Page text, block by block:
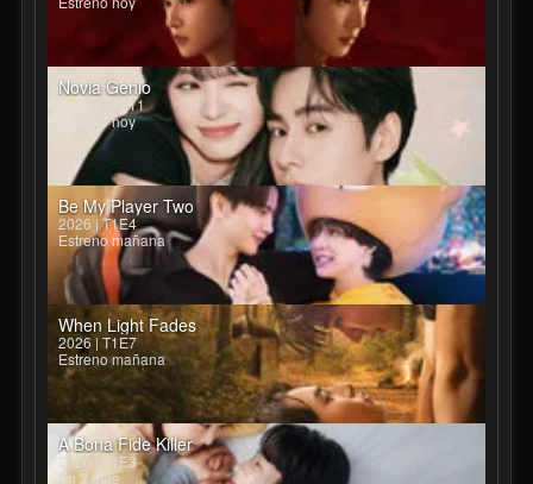
Novia Genio
2026 | T1E11
Estreno hoy
Be My Player Two
2026 | T1E4
Estreno mañana
When Light Fades
2026 | T1E7
Estreno mañana
A Bona Fide Killer
2026 | T1E3
En 2 días